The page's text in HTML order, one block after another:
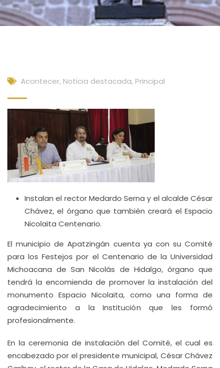
Acontecer, Noticia destacada, Principal
Instalan el rector Medardo Serna y el alcalde César
Chávez, el órgano que también creará el Espacio
Nicolaita Centenario.
El municipio de Apatzingán cuenta ya con su Comité
para los Festejos por el Centenario de la Universidad
Michoacana de San Nicolás de Hidalgo, órgano que
tendrá la encomienda de promover la instalación del
monumento Espacio Nicolaita, como una forma de
agradecimiento a la Institución que les formó
profesionalmente.
En la ceremonia de instalación del Comité, el cual es
encabezado por el presidente municipal, César Chávez